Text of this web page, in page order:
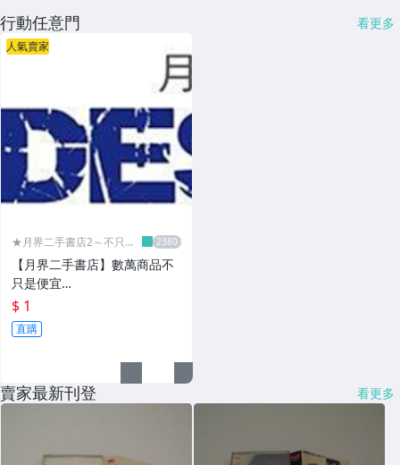
行動任意門 看更多
人氣賣家
★月界二手書店2～不只是
【月界二手書店】數萬商品不
只是便宜…
$ 1
直購
賣家最新刊登 看更多